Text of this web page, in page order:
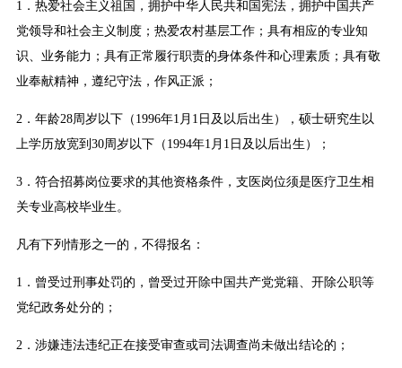
1．热爱社会主义祖国，拥护中华人民共和国宪法，拥护中国共产
党领导和社会主义制度；热爱农村基层工作；具有相应的专业知
识、业务能力；具有正常履行职责的身体条件和心理素质；具有敬
业奉献精神，遵纪守法，作风正派；
2．年龄28周岁以下（1996年1月1日及以后出生），硕士研究生以
上学历放宽到30周岁以下（1994年1月1日及以后出生）；
3．符合招募岗位要求的其他资格条件，支医岗位须是医疗卫生相
关专业高校毕业生。
凡有下列情形之一的，不得报名：
1．曾受过刑事处罚的，曾受过开除中国共产党党籍、开除公职等
党纪政务处分的；
2．涉嫌违法违纪正在接受审查或司法调查尚未做出结论的；